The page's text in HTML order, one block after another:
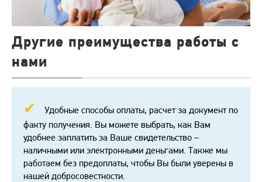
Другие преимущества работы с
нами
Удобные способы оплаты, расчет за документ по
факту получения. Вы можете выбрать, как Вам
удобнее заплатить за Ваше свидетельство –
наличными или электронными деньгами. Также мы
работаем без предоплаты, чтобы Вы были уверены в
нашей добросовестности.